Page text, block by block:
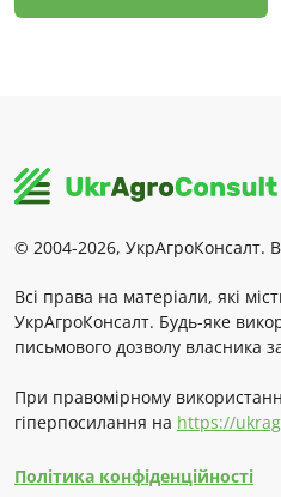
© 2004-2026, УкрАгроКонсалт.
Всі права на матеріали, які
УкрАгроКонсалт. Будь-яке
письмового дозволу власника
При правомірному
гіперпосилання на https://
Політика конфіденційності